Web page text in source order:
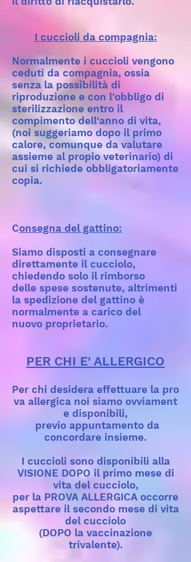
I cuccioli da compagnia:
Normalmente i cuccioli vengono
ceduti da compagnia, ossia
senza la possibilità di
riproduzione e con l'obbligo di
sterilizzazione entro il
compimento dell'anno di vita,
(noi suggeriamo dopo il primo
calore, comunque da valutare
assieme al propio veterinario) di
cui si richiede obbligatoriamente
copia.
Consegna del gattino:
Siamo disposti a consegnare
direttamente il cucciolo,
chiedendo solo il rimborso
delle spese sostenute, altrimenti
la spedizione del gattino è
normalmente a carico del
nuovo proprietario.
PER CHI E' ALLERGICO
Per chi desidera effettuare la pro
va allergica noi siamo ovviament
e disponibili,
previo appuntamento da
concordare insieme.
I cuccioli sono disponibili alla
VISIONE DOPO il primo mese di
vita del cucciolo,
per la PROVA ALLERGICA occorre
aspettare il secondo mese di vita
del cucciolo
(DOPO la vaccinazione
trivalente).